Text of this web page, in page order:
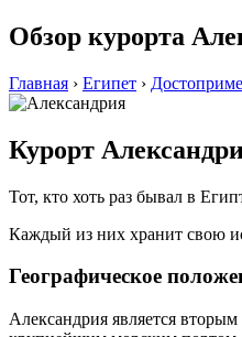
Обзор курорта
Главная › Египет ›
Курорт
Тот, кто хоть раз бывал в
Каждый из них хранит свою
Географическое
Александрия является